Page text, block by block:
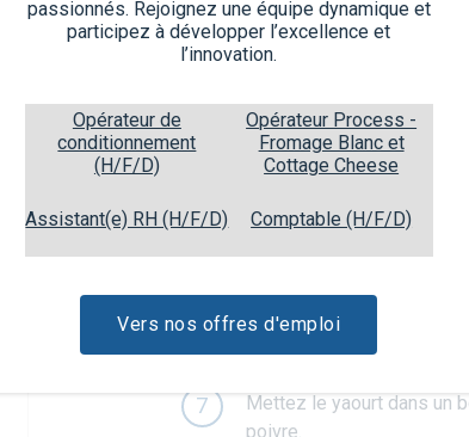
passionnés. Rejoignez une équipe dynamique et
participez à développer l’excellence et
l’innovation.
Opérateur de
conditionnement
(H/F/D)
Opérateur Process -
Fromage Blanc et
Cottage Cheese
Assistant(e) RH (H/F/D) Comptable (H/F/D)
Vers nos offres d'emploi
mixez bien
Placez les filets de
aux herbes sur le dessus
Enfournez le saumon
juste cuit - cela peut être
6
Pendant ce temps,
beurre dans un bol avec
remuez et couvrez le bol
7
Mettez le yaourt dans un
poivre.